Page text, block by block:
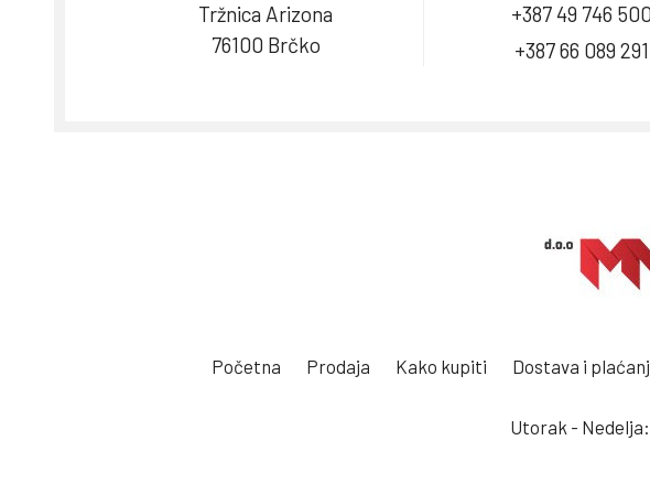
Tržnica Arizona
76100 Brčko
+387 49 746 500
+387 66 089 291
Početna Prodaja Kako kupiti Dostava i
Utorak - Nedelja: